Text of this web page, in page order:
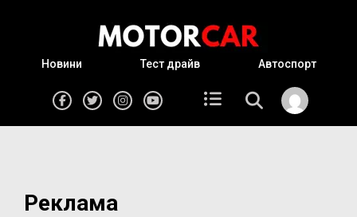
Новини Тест драйв Автоспорт
Реклама